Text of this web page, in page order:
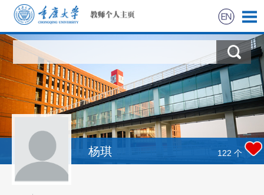
首页
科学研究
教学研究
社会实践
杨琪 122 个